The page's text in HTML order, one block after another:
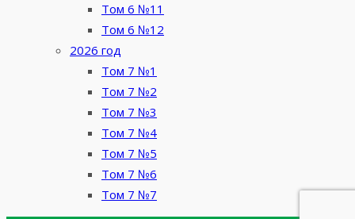
Том 6 №11
Том 6 №12
2026 год
Том 7 №1
Том 7 №2
Том 7 №3
Том 7 №4
Том 7 №5
Том 7 №6
Том 7 №7